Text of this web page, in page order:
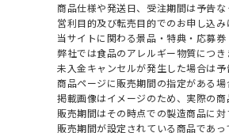
商品仕様や発送日、受注期間は予告な
営利目的及び転売目的でのお申し込み
当サイトに関わる景品・特典・応募
弊社では食品のアレルギー物質につ
未入金キャンセルが発生した場合は
商品ページに販売期間の指定がある
掲載画像はイメージのため、実際の商
販売期間はその時点での製造商品に
販売期間が設定されている商品であ